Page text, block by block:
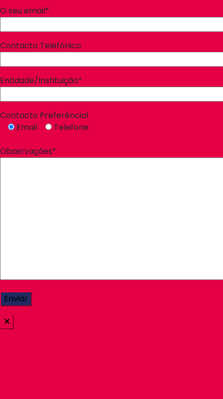
O seu email*
Contacto Telefónico
Entidade/Instituição*
Contacto Preferêncial
Email
Telefone
Observações*